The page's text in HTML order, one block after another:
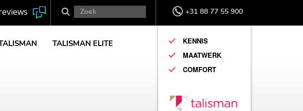
+31 88 77 55 900
KENNIS
MAATWERK
COMFORT
TALISMAN ELITE